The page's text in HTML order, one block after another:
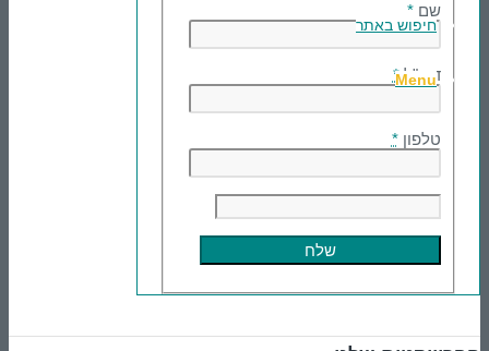
חיפוש באתר
Menu
שם*
דוא"ל*
טלפון*